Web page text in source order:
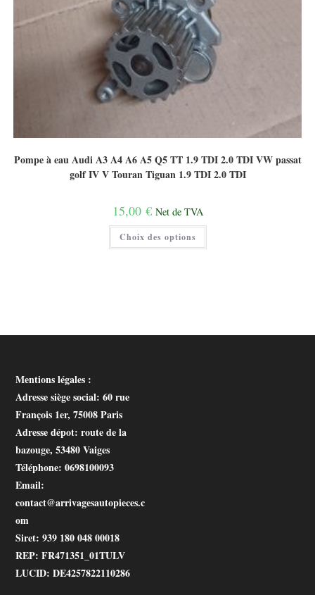
Pompe à eau Audi A3 A4 A6 A5 Q5 TT 1.9 TDI 2.0 TDI VW passat
golf IV V Touran Tiguan 1.9 TDI 2.0 TDI
15,00 € Net de TVA
Choix des options
Ce
a
la
Mentions légales :
Adresse siège social: 60 rue
François 1er, 75008 Paris
Adresse dépot: route de la
bazouge, 53480 Vaiges
Téléphone: 0698100093
Email:
contact@arrivagesautopieces.c
om
Siret: 939 180 048 00018
REP: FR471351_01TULV
LUCID: DE4257822110286